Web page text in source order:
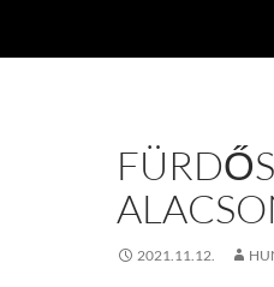
2021.11.12.